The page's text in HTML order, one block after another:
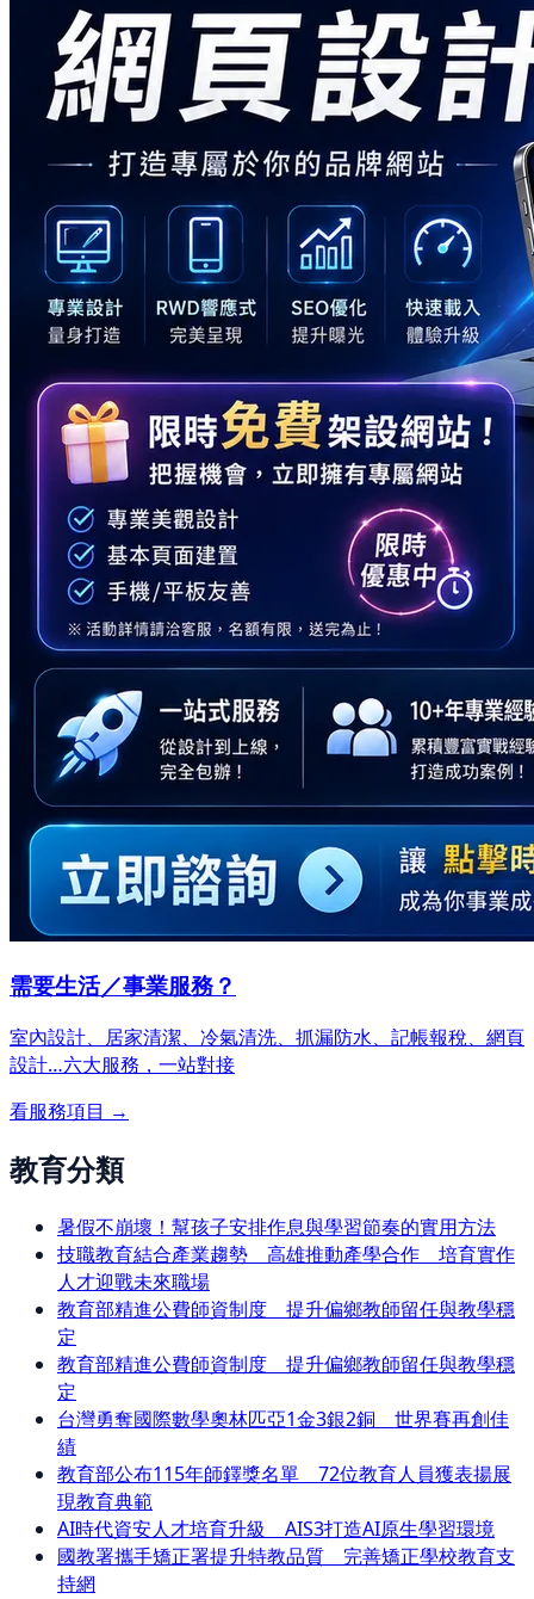
需要生活／事業服務？
室內設計、居家清潔、冷氣清洗、抓漏防水、記帳報稅、網頁
設計…六大服務，一站對接
看服務項目 →
教育分類
暑假不崩壞！幫孩子安排作息與學習節奏的實用方法
技職教育結合產業趨勢 高雄推動產學合作 培育實作
人才迎戰未來職場
教育部精進公費師資制度 提升偏鄉教師留任與教學穩
定
教育部精進公費師資制度 提升偏鄉教師留任與教學穩
定
台灣勇奪國際數學奧林匹亞1金3銀2銅 世界賽再創佳
績
教育部公布115年師鐸獎名單 72位教育人員獲表揚展
現教育典範
AI時代資安人才培育升級 AIS3打造AI原生學習環境
國教署攜手矯正署提升特教品質 完善矯正學校教育支
持網